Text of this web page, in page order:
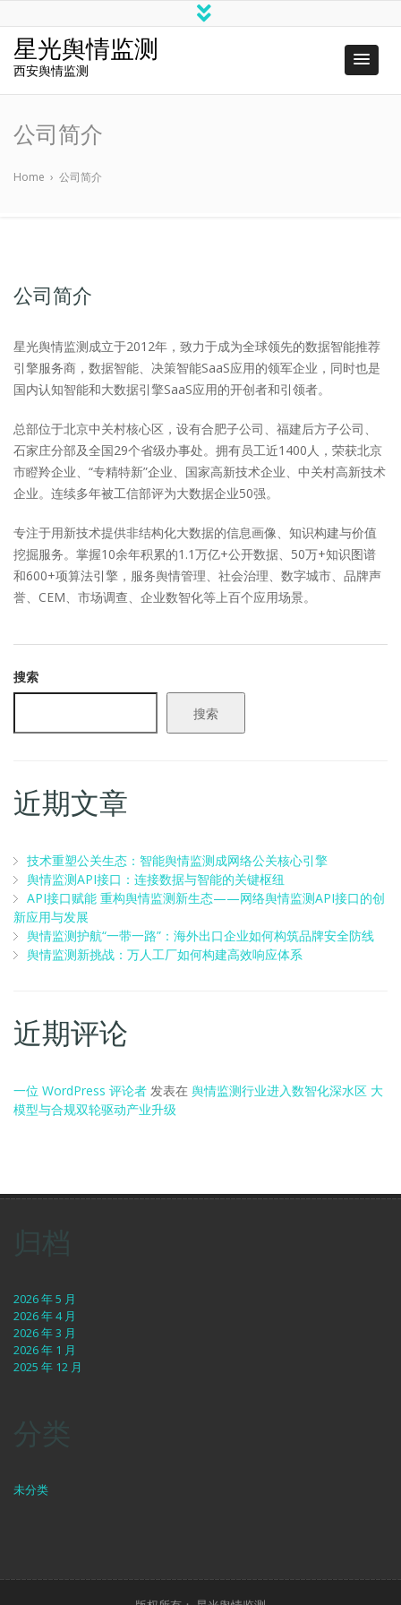
星光舆情监测
西安舆情监测
公司简介
Home › 公司简介
公司简介
星光舆情监测成立于2012年，致力于成为全球领先的数据智能推荐
引擎服务商，数据智能、决策智能SaaS应用的领军企业，同时也是
国内认知智能和大数据引擎SaaS应用的开创者和引领者。
总部位于北京中关村核心区，设有合肥子公司、福建后方子公司、
石家庄分部及全国29个省级办事处。拥有员工近1400人，荣获北京
市瞪羚企业、“专精特新”企业、国家高新技术企业、中关村高新技术
企业。连续多年被工信部评为大数据企业50强。
专注于用新技术提供非结构化大数据的信息画像、知识构建与价值
挖掘服务。掌握10余年积累的1.1万亿+公开数据、50万+知识图谱
和600+项算法引擎，服务舆情管理、社会治理、数字城市、品牌声
誉、CEM、市场调查、企业数智化等上百个应用场景。
搜索
搜索
近期文章
技术重塑公关生态：智能舆情监测成网络公关核心引擎
舆情监测API接口：连接数据与智能的关键枢纽
API接口赋能 重构舆情监测新生态——网络舆情监测API接口的创
新应用与发展
舆情监测护航“一带一路”：海外出口企业如何构筑品牌安全防线
舆情监测新挑战：万人工厂如何构建高效响应体系
近期评论
一位 WordPress 评论者 发表在 舆情监测行业进入数智化深水区 大
模型与合规双轮驱动产业升级
2026 年 5 月
2026 年 4 月
2026 年 3 月
2026 年 1 月
2025 年 12 月
未分类